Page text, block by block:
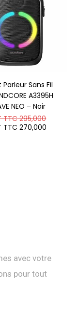
Parleur Sans Fil
A3395H
NEO – Noir
TTC295,000Le
prix
TTC 270,000Le
avec votre
pour tout